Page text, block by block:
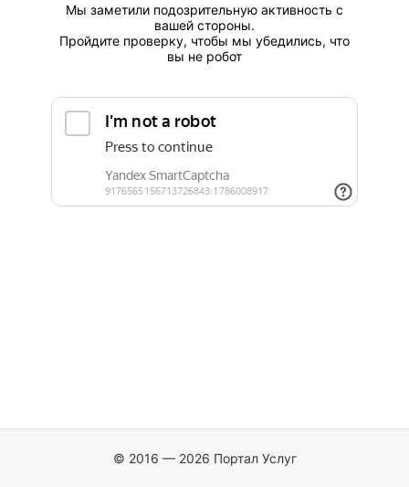
Мы заметили подозрительную активность с
вашей стороны.
Пройдите проверку, чтобы мы убедились, что
вы не робот
© 2016 — 2026 Портал Услуг